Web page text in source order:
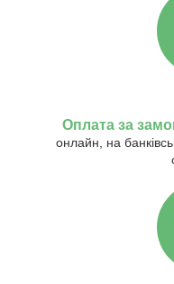
Оплата за
онлайн, на